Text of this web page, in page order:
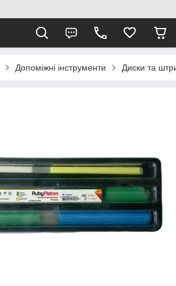
Допоміжні інструменти Диски та